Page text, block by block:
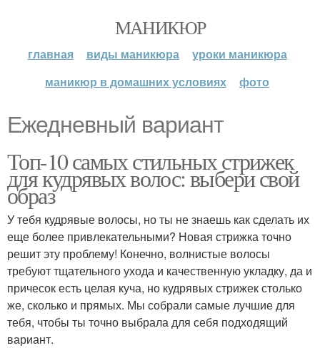
МАНИКЮР
главная виды маникюра
уроки маникюра
маникюр в домашних условиях
фото
Ежедневный вариант
Топ-10 самых стильных стрижек
для кудрявых волос: выбери свой
образ
У тебя кудрявые волосы, но ты не знаешь как сделать их
еще более привлекательными? Новая стрижка точно
решит эту проблему! Конечно, волнистые волосы
требуют тщательного ухода и качественную укладку, да и
причесок есть целая куча, но кудрявых стрижек столько
же, сколько и прямых. Мы собрали самые лучшие для
тебя, чтобы ты точно выбрала для себя подходящий
вариант.